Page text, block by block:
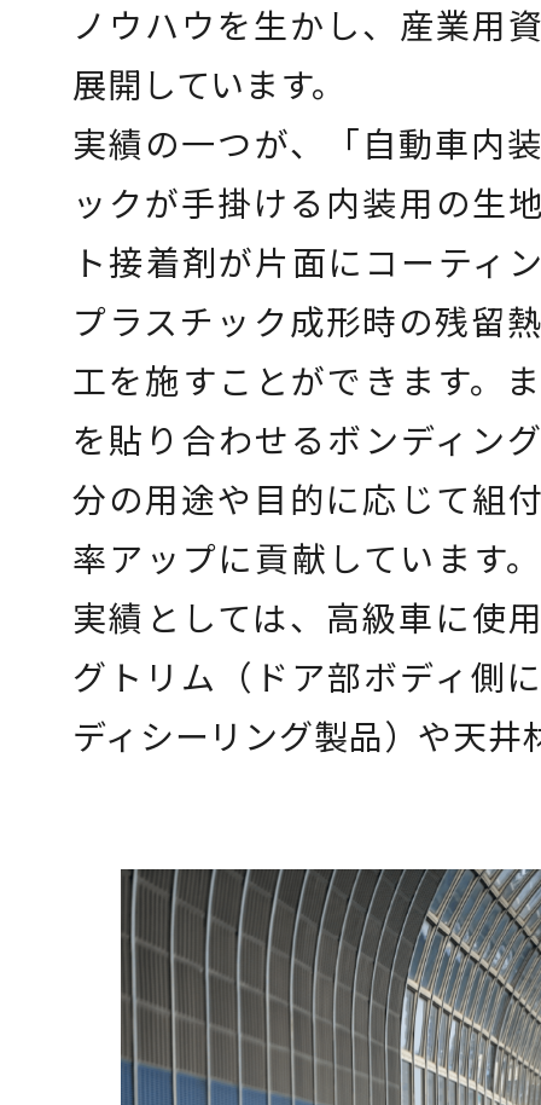
ノウハウを生かし、産業用
展開しています。
実績の一つが、「自動車内
ックが手掛ける内装用の生
ト接着剤が片面にコーティ
プラスチック成形時の残留
工を施すことができます。
を貼り合わせるボンディン
分の用途や目的に応じて組
率アップに貢献しています
実績としては、高級車に使
グトリム（ドア部ボディ側
ディシーリング製品）や天井